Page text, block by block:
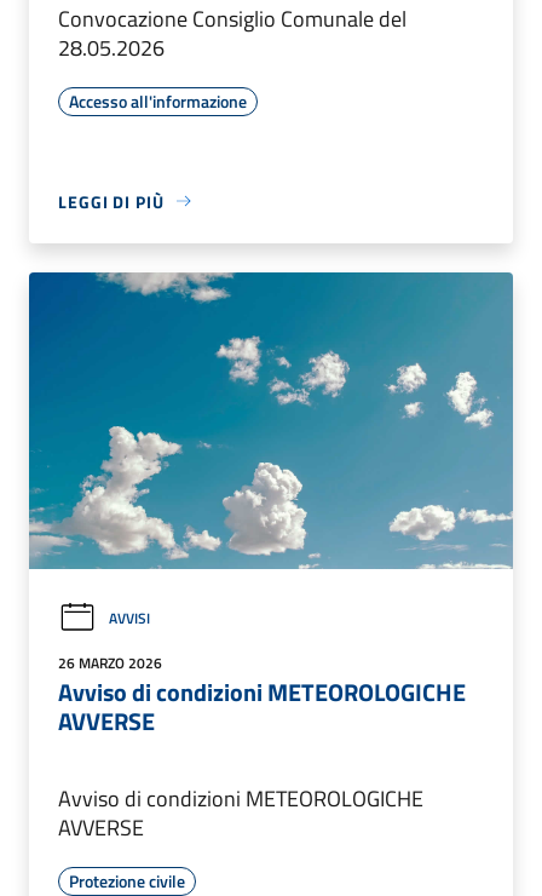
Convocazione Consiglio Comunale del
28.05.2026
Accesso all'informazione
LEGGI DI PIÙ
AVVISI
26 MARZO 2026
Avviso di condizioni METEOROLOGICHE
AVVERSE
Avviso di condizioni METEOROLOGICHE
AVVERSE
Protezione civile